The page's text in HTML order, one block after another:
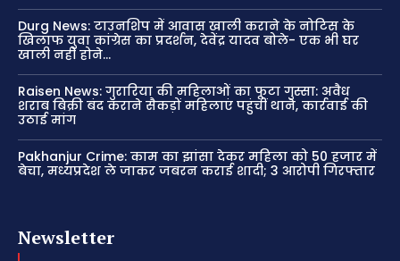
Durg News: टाउनशिप में आवास खाली कराने के नोटिस के
खिलाफ युवा कांग्रेस का प्रदर्शन, देवेंद्र यादव बोले- एक भी घर
खाली नहीं होने...
Raisen News: गुरारिया की महिलाओं का फूटा गुस्सा: अवैध
शराब बिक्री बंद कराने सैकड़ों महिलाएं पहुंचीं थाने, कार्रवाई की
उठाई मांग
Pakhanjur Crime: काम का झांसा देकर महिला को 50 हजार में
बेचा, मध्यप्रदेश ले जाकर जबरन कराई शादी; 3 आरोपी गिरफ्तार
Newsletter